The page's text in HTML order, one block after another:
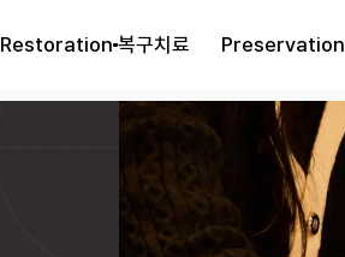
Restoration 복구치료 Preservation